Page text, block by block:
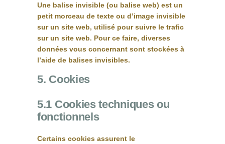
Une balise invisible (ou balise web) est un
petit morceau de texte ou d’image invisible
sur un site web, utilisé pour suivre le trafic
sur un site web. Pour ce faire, diverses
données vous concernant sont stockées à
l’aide de balises invisibles.
5. Cookies
5.1 Cookies techniques ou
fonctionnels
Certains cookies assurent le